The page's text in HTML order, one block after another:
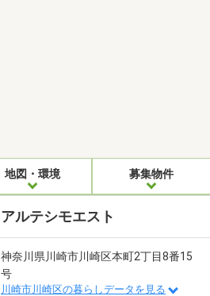
地図・環境 募集物件
アルテシモエスト
神奈川県川崎市川崎区本町2丁目8番15
号
川崎市川崎区の暮らしデータを見る